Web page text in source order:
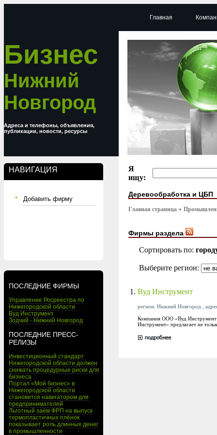
Бизнес
Нижний
Новгород
Адреса и телефоны, объявления,
публикации, новости, ресурсы
НАВИГАЦИЯ
Добавить фирму
ПОСЛЕДНИЕ ФИРМЫ
Управление Росреестра по
Нижегородской области
Вуд Инструмент
Зодчий - Нижний Новгород
ПОСЛЕДНИЕ ПРЕСС-
РЕЛИЗЫ
Инвестиционный стандарт
Нижегородской области должен
снижать процедурные риски для
бизнеса
Портал «Мой бизнес» в
Нижегородской области
становится навигатором для
предпринимателей
Льготный заём ФРП на выпуск
термопластичных плёнок
показывает роль длинных денег
в промышленности
Главная
Я
ищу:
Деревообработка и ЦБП
Главная страница
Фирмы раздела
Сортировать по:
Выберите регион:
1. Вуд Инструмент
регион: Нижний Новгород ,
Компания ООО «Вуд
Инструмент» предлагает не